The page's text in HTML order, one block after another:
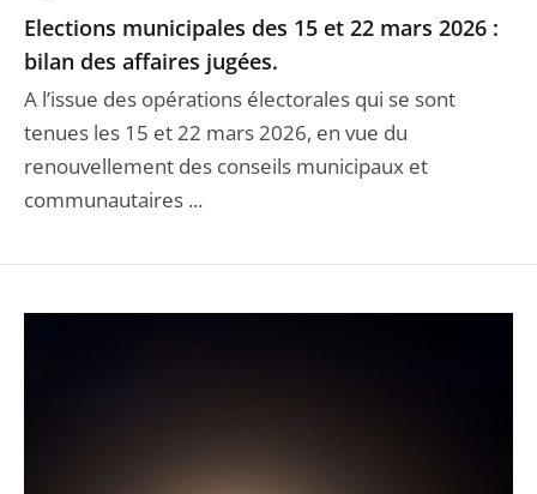
Elections municipales des 15 et 22 mars 2026 :
bilan des affaires jugées.
A l’issue des opérations électorales qui se sont
tenues les 15 et 22 mars 2026, en vue du
renouvellement des conseils municipaux et
communautaires ...